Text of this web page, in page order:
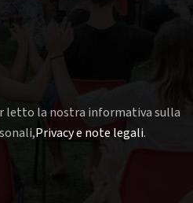
letto la nostra informativa sulla
Privacy e note legali.